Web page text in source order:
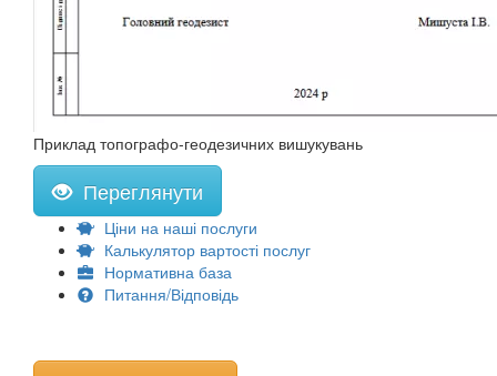
Приклад топографо-геодезичних вишукувань
Переглянути
Ціни на наші послуги
Калькулятор вартості послуг
Нормативна база
Питання/Відповідь